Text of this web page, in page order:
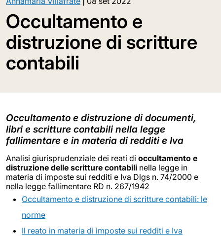
Occultamento e
distruzione di scritture
contabili
Occultamento e distruzione di documenti,
libri e scritture contabili nella legge
fallimentare e in materia di redditi e Iva
Analisi giurisprudenziale dei reati di occultamento e
distruzione delle scritture contabili nella legge in
materia di imposte sui redditi e Iva Dlgs n. 74/2000 e
nella legge fallimentare RD n. 267/1942
Occultamento e distruzione di scritture contabili: le
norme
Il reato in materia di imposte sui redditi e Iva